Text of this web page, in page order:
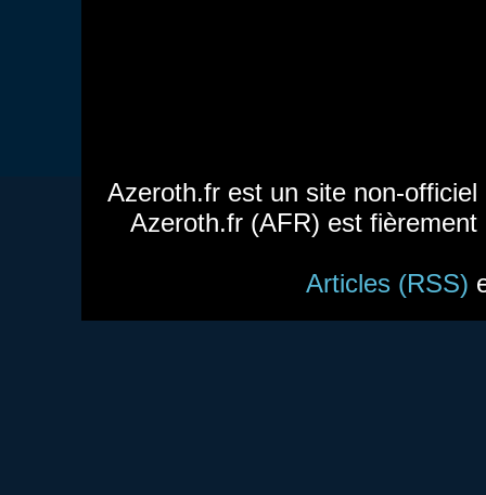
Azeroth.fr est un site non-
Azeroth.fr (AFR) est
Articles (RSS)